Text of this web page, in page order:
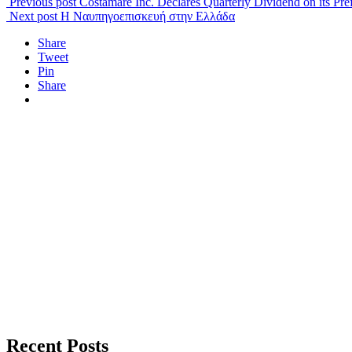
Next post Η Ναυπηγοεπισκευή στην Ελλάδα
Share
Tweet
Pin
Share
Recent Posts